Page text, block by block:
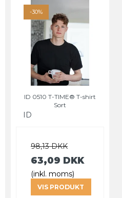
-30%
ID 0510 T-TIME® T-shirt
Sort
ID
98,13 DKK
63,09 DKK
(inkl. moms)
VIS PRODUKT